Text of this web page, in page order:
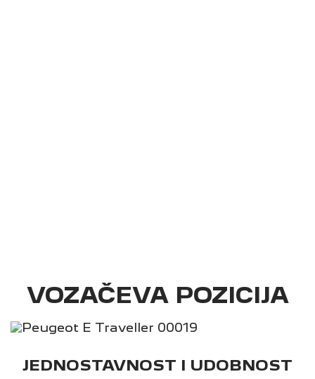
VOZAČEVA POZICIJA
JEDNOSTAVNOST I UDOBNOST